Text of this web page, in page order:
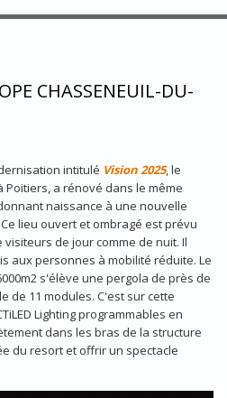
CHASSENEUIL-DU-
intitulé Vision 2025, le
a rénové dans le même
naissance à une nouvelle
lieu ouvert et ombragé est prévu
de jour comme de nuit. Il
aux personnes à mobilité réduite. Le
s'élève une pergola de près de
de 11 modules. C'est sur cette
Lighting programmables en
dans les bras de la structure
du resort et offrir un spectacle